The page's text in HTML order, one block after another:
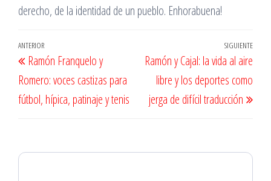
derecho, de la identidad de un pueblo. Enhorabuena!
Navegación
de
entradas
Entrada
anterior
ANTERIOR
Ramón Franquelo y
Romero: voces castizas para
fútbol, hípica, patinaje y tenis
SIGUIENTE
Ramón y Cajal: la vida al aire
libre y los deportes como
jerga de difícil traducción